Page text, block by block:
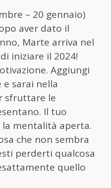
– 20 gennaio)
aver dato il
Marte arriva nel
iniziare il 2024!
Aggiungi
sarai nella
sfruttare le
Il tuo
mentalità aperta.
che non sembra
perderti qualcosa
quello